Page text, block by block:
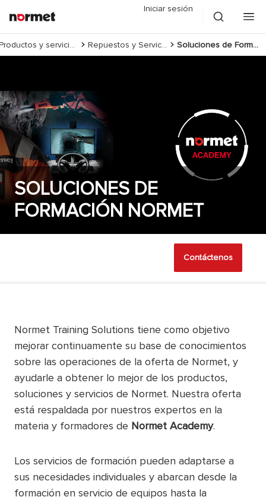
Iniciar sesión
Productos y servicios Repuestos y Servicios Soluciones de Formación Normet
SOLUCIONES DE
FORMACIÓN NORMET
Contáctenos
Normet Training Solutions tiene como objetivo
mejorar continuamente su base de conocimientos
sobre las operaciones de la oferta de Normet, y
ayudarle a obtener lo mejor de los productos,
soluciones y servicios de Normet. Nuestra oferta
está respaldada por nuestros expertos en la
materia y formadores de Normet Academy.
Los servicios de formación pueden adaptarse a
sus necesidades individuales y abarcan desde la
formación en servicio de equipos hasta la